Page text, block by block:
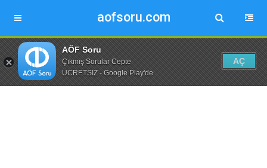
aofsoru.com
AÖF Soru
Çıkmış Sorular Cepte
ÜCRETSİZ - Google Play'de
AÇ